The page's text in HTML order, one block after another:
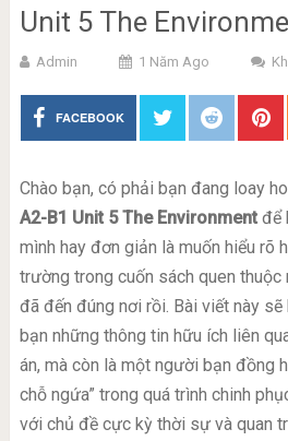
Unit 5 The
Admin 1 Năm Ago
FACEBOOK
Chào bạn, có phải bạn đang loay
A2-B1 Unit 5 The Environmentđể
mình hay đơn giản là muốn hiểu rõ
trường trong cuốn sách quen
đã đến đúng nơi rồi. Bài viết này
bạn những thông tin hữu ích liên
án, mà còn là một người bạn đồng
chỗ ngứa” trong quá trình chinh
với chủ đề cực kỳ thời sự và quan